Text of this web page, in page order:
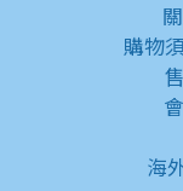
購物
海